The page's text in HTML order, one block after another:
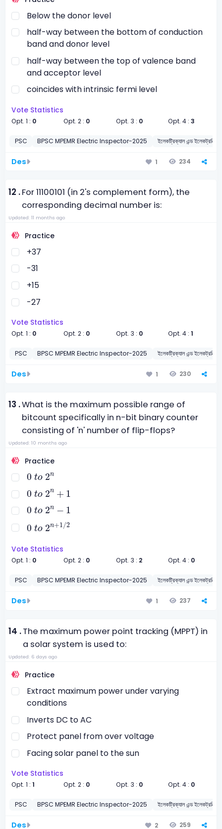
Below the donor level
half-way between the bottom of conduction
band and donor level
half-way between the top of valence band
and acceptor level
coincides with intrinsic fermi level
Vote Statistics
Opt. 1 : 0 Opt. 2 : 0 Opt. 3 : 0 Opt. 4 : 3
PSC BPSC MPEMR Electric Inspector-2025 ইলেকট্রিক্যাল এন্ড ইলেকট্রনিক্স
Des 1 234
12 .For 11100101 (in 2's complement form), the
corresponding decimal number is:
Updated: 11 months ago
Practice
+37
-31
+15
-27
Vote Statistics
Opt. 1 : 0 Opt. 2 : 0 Opt. 3 : 0 Opt. 4 : 1
PSC BPSC MPEMR Electric Inspector-2025 ইলেকট্রিক্যাল এন্ড ইলেকট্রনিক্স
Des 1 230
13 .What is the maximum possible range of
bitcount specifically in n-bit binary counter
consisting of 'n' number of flip-flops?
Updated: 10 months ago
Practice
0 to 2n
0 to 2n
0 to 2n + 1
0 to 2n +1
0 to 2n − 1
0 to 2n 1
0 to 2n+1/2
0 t 2n+1
Vote Statistics
Opt. 1 : 0 Opt. 2 : 0 Opt. 3 : 2 Opt. 4 : 0
PSC BPSC MPEMR Electric Inspector-2025 ইলেকট্রিক্যাল এন্ড ইলেকট্রনিক্স
Des 1 237
14 .The maximum power point tracking (MPPT) in
a solar system is used to:
Updated: 6 days ago
Practice
Extract maximum power under varying
conditions
Inverts DC to AC
Protect panel from over voltage
Facing solar panel to the sun
Vote Statistics
Opt. 1 :1 Opt. 2 : 0 Opt. 3 : 0 Opt. 4 : 0
PSC BPSC MPEMR Electric Inspector-2025 ইলেকট্রিক্যাল এন্ড ইলেকট্রনিক্স
Des 2 259